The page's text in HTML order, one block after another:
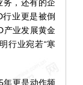
务，还有的企
业更是被倒
产业发展黄金
行业宛若“寒
更是动作频